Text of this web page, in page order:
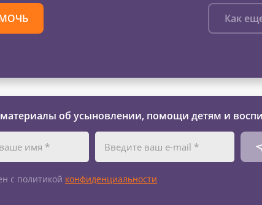
Как
об усыновлении, помощи детям и
с политикой конфиденциальности